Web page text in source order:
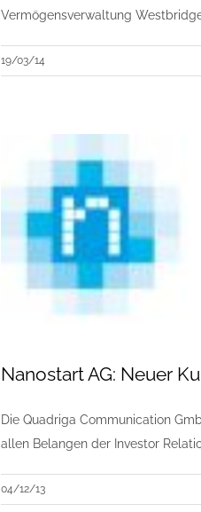
Vermögensverwaltung
19/03/14
Nanostart AG: Neuer
Die Quadriga Communication
allen Belangen der Investor
04/12/13